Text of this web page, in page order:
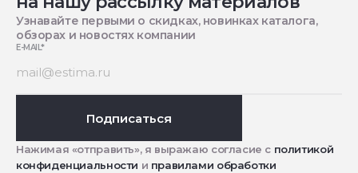
Узнавайте первыми о скидках, новинках каталога,
обзорах и новостях компании
E-MAIL*
Подписаться
Нажимая «отправить», я выражаю согласие с политикой
конфиденциальности и правилами обработки